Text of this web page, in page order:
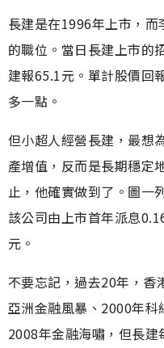
長建是在1996年上市，
的職位。當日長建上市的
建報65.1元。單計股價回
多一點。
但小超人經營長建，最想
產增值，反而是長期穩定
止，他確實做到了。圖一
該公司由上市首年派息
元。
不要忘記，過去20年，香
亞洲金融風暴、2000年
2008年金融海嘯，但長